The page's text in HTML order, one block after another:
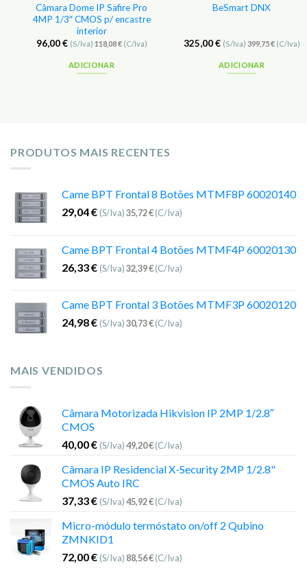
Câmara Dome IP Safire Pro
4MP 1/3″ CMOS p/ encastre
interior
96,00€ (S/Iva) 118,08€(C/Iva)
ADICIONAR
BeSmart DNX
325,00€ (S/Iva) 399,75€(C/Iva)
ADICIONAR
PRODUTOS MAIS RECENTES
Came BPT Frontal 8 Botões MTMF8P 60020140
29,04€ (S/Iva)35,72€(C/Iva)
Came BPT Frontal 4 Botões MTMF4P 60020130
26,33€ (S/Iva)32,39€(C/Iva)
Came BPT Frontal 3 Botões MTMF3P 60020120
24,98€ (S/Iva)30,73€(C/Iva)
MAIS VENDIDOS
Câmara Motorizada Hikvision IP 2MP 1/2.8″
CMOS
40,00€ (S/Iva)49,20€(C/Iva)
Câmara IP Residencial X-Security 2MP 1/2.8"
CMOS Auto IRC
37,33€ (S/Iva)45,92€(C/Iva)
Micro-módulo termóstato on/off 2 Qubino
ZMNKID1
72,00€ (S/Iva) 88,56€(C/Iva)